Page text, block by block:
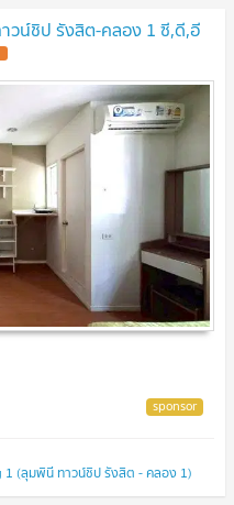
วน์ชิป รังสิต-คลอง 1 ซี,ดี,อี
1 (ลุมพินี ทาวน์ชิป รังสิต - คลอง 1)